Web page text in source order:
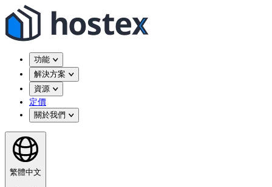
功能
解決方案
資源
定價
關於我們
繁體中文